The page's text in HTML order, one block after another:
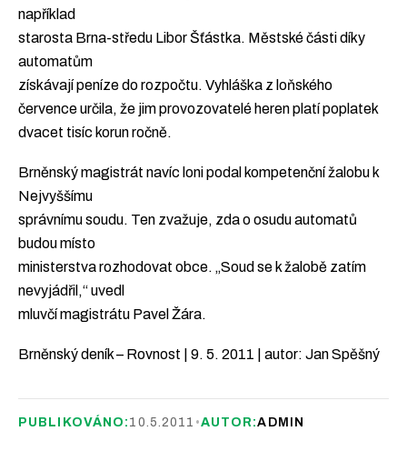
například
starosta Brna-středu Libor Šťástka. Městské části díky
automatům
získávají peníze do rozpočtu. Vyhláška z loňského
července určila, že jim provozovatelé heren platí poplatek
dvacet tisíc korun ročně.
Brněnský magistrát navíc loni podal kompetenční žalobu k
Nejvyššímu
správnímu soudu. Ten zvažuje, zda o osudu automatů
budou místo
ministerstva rozhodovat obce. „Soud se k žalobě zatím
nevyjádřil,“ uvedl
mluvčí magistrátu Pavel Žára.
Brněnský deník – Rovnost | 9. 5. 2011 | autor: Jan Spěšný
PUBLIKOVÁNO: 10.5.2011 •AUTOR:ADMIN